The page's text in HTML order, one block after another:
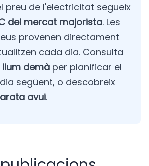
preu de l'electricitat segueix
del mercat majorista. Les
provenen directament
cada dia. Consulta
demà per planificar el
següent, o descobreix
avui.